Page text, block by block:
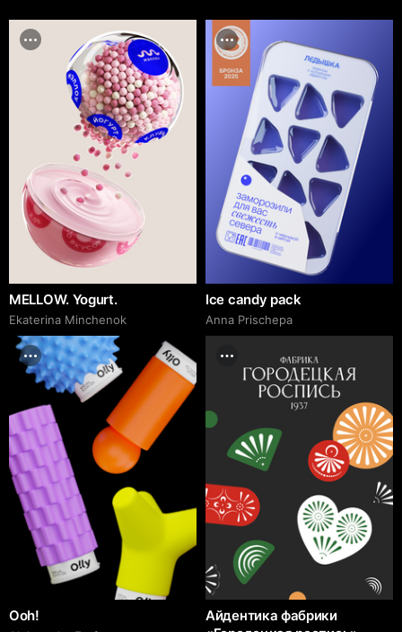
MELLOW. Yogurt.
Ekaterina Minchenok
Ice candy pack
Anna Prischepa
Ooh!
Айдентика фабрики